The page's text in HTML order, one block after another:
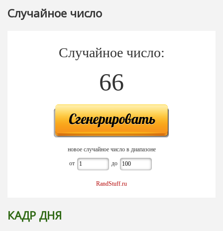
Случайное число
Случайное число:
66
новое случайное число в диапазоне
от до
RandStuff.ru
КАДР ДНЯ